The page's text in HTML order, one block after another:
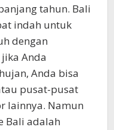
tahun. Bali
indah untuk
dengan
Anda
Anda bisa
pusat-pusat
lainnya. Namun
Bali adalah